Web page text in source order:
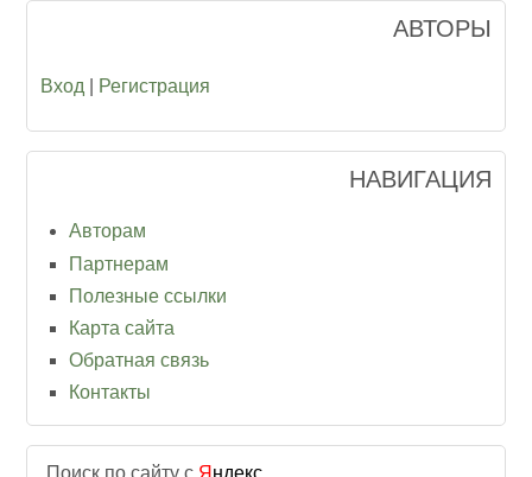
АВТОРЫ
Вход Регистрация
НАВИГАЦИЯ
Авторам
Партнерам
Полезные ссылки
Карта сайта
Обратная связь
Контакты